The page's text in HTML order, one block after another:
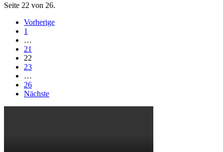
Seite 22 von 26.
Vorherige
1
…
21
22
23
…
26
Nächste